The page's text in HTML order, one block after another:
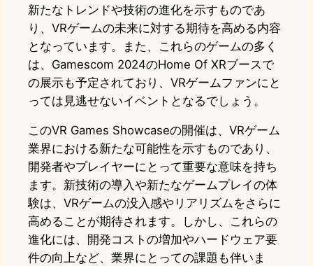
新たなトレンドや技術の進化を示すものであ
り、VRゲームの未来に対する期待を高める内容
となっています。また、これらのゲームの多く
は、Gamescom 2024のHome Of XRブースで
の展示も予定されており、VRゲームファンにと
っては見逃せないイベントとなるでしょう。
このVR Games Showcaseの開催は、VRゲーム
業界における新たな可能性を示すものであり、
開発者やプレイヤーにとって重要な意味を持ち
ます。新技術の導入や新たなゲームプレイの体
験は、VRゲームの没入感やリアリズムをさらに
高めることが期待されます。しかし、これらの
進化には、開発コストの増加やハードウェア要
件の向上など、業界にとっての課題も伴いま